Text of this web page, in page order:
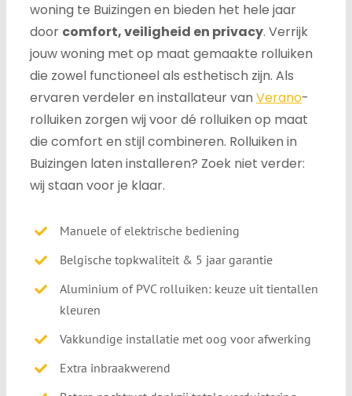
woning te Buizingen en bieden het hele jaar
door comfort, veiligheid en privacy. Verrijk
jouw woning met op maat gemaakte rolluiken
die zowel functioneel als esthetisch zijn. Als
ervaren verdeler en installateur van Verano-
rolluiken zorgen wij voor dé rolluiken op maat
die comfort en stijl combineren. Rolluiken in
Buizingen laten installeren? Zoek niet verder:
wij staan voor je klaar.
Manuele of elektrische bediening
Belgische topkwaliteit & 5 jaar garantie
Aluminium of PVC rolluiken: keuze uit tientallen
kleuren
Vakkundige installatie met oog voor afwerking
Extra inbraakwerend